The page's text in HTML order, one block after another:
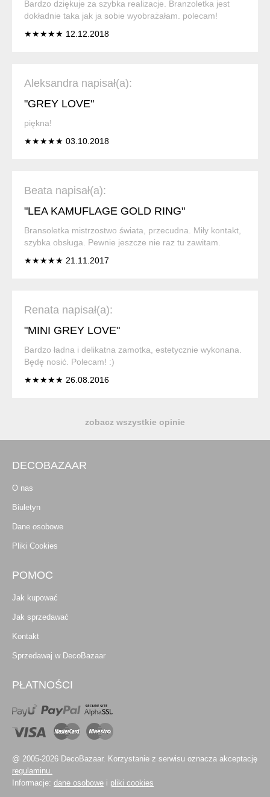
Bardzo dziękuje za szybka realizacje. Branzoletka jest
dokładnie taka jak ja sobie wyobrażałam. polecam!
★★★★★ 12.12.2018
Aleksandra napisał(a):
"GREY LOVE"
piękna!
★★★★★ 03.10.2018
Beata napisał(a):
"LEA KAMUFLAGE GOLD RING"
Bransoletka mistrzostwo świata, przecudna. Miły kontakt,
szybka obsługa. Pewnie jeszcze nie raz tu zawitam.
★★★★★ 21.11.2017
Renata napisał(a):
"MINI GREY LOVE"
Bardzo ładna i delikatna zamotka, estetycznie wykonana.
Będę nosić. Polecam! :)
★★★★★ 26.08.2016
zobacz wszystkie opinie
DECOBAZAAR
O nas
Biuletyn
Dane osobowe
Pliki Cookies
POMOC
Jak kupować
Jak sprzedawać
Kontakt
Sprzedawaj w DecoBazaar
PŁATNOŚCI
@ 2005-2026 DecoBazaar. Korzystanie z serwisu oznacza akceptację
regulaminu.
Informacje: dane osobowe i pliki cookies